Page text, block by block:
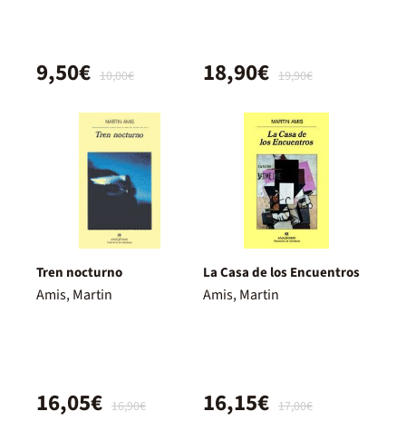
10,00€
9,50€ 19,90€
18,90€
Tren nocturno
Amis, Martin
16,90€
16,05€
La Casa de los Encuentros
Amis, Martin
17,00€
16,15€